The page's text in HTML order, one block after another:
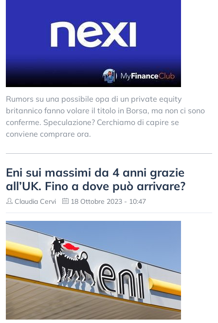
Rumors su una possibile opa di un private equity
britannico fanno volare il titolo in Borsa, ma non ci sono
conferme. Speculazione? Cerchiamo di capire se
conviene comprare ora.
Eni sui massimi da 4 anni grazie
all’UK. Fino a dove può arrivare?
Claudia Cervi 18 Ottobre 2023 - 10:47